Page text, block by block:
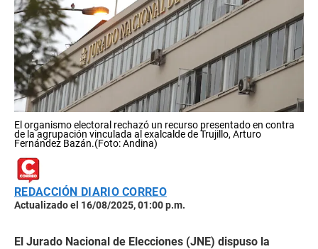
El organismo electoral rechazó un recurso presentado en contra
de la agrupación vinculada al exalcalde de Trujillo, Arturo
Fernández Bazán.(Foto: Andina)
REDACCIÓN DIARIO CORREO
Actualizado el 16/08/2025, 01:00 p.m.
El Jurado Nacional de Elecciones (JNE) dispuso la